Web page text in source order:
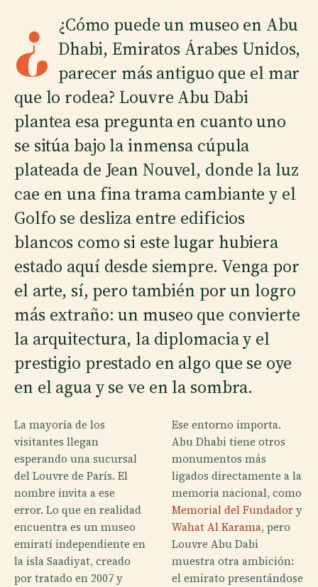
¿ ¿Cómo puede un museo en Abu
Dhabi, Emiratos Árabes Unidos,
parecer más antiguo que el mar
que lo rodea? Louvre Abu Dabi
plantea esa pregunta en cuanto uno
se sitúa bajo la inmensa cúpula
plateada de Jean Nouvel, donde la luz
cae en una fina trama cambiante y el
Golfo se desliza entre edificios
blancos como si este lugar hubiera
estado aquí desde siempre. Venga por
el arte, sí, pero también por un logro
más extraño: un museo que convierte
la arquitectura, la diplomacia y el
prestigio prestado en algo que se oye
en el agua y se ve en la sombra.
La mayoría de los
visitantes llegan
esperando una sucursal
del Louvre de París. El
nombre invita a ese
error. Lo que en realidad
encuentra es un museo
emiratí independiente en
la isla Saadiyat, creado
por tratado en 2007 y
Ese entorno importa.
Abu Dhabi tiene otros
monumentos más
ligados directamente a la
memoria nacional, como
Memorial del Fundadory
Wahat Al Karama, pero
Louvre Abu Dabi
muestra otra ambición:
el emirato presentándose